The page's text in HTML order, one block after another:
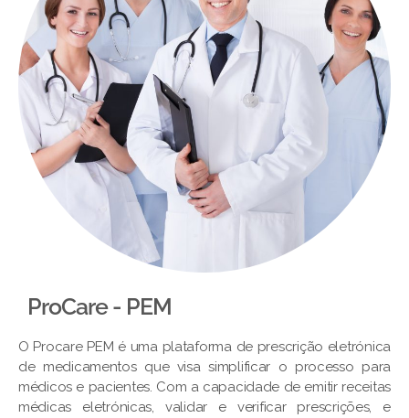
ProCare - PEM​
O Procare PEM é uma plataforma de prescrição eletrónica
de medicamentos que visa simplificar o processo para
médicos e pacientes. Com a capacidade de emitir receitas
médicas eletrónicas, validar e verificar prescrições, e